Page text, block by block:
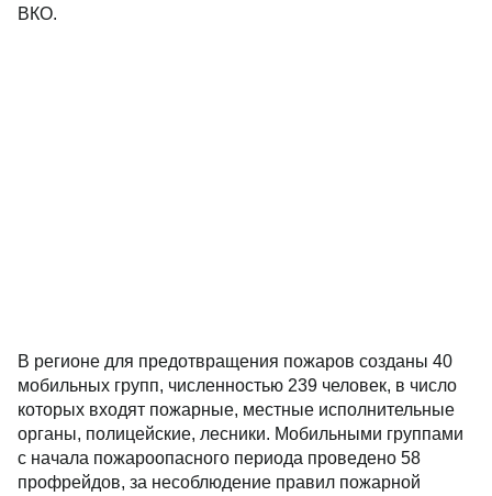
ВКО.
В регионе для предотвращения пожаров созданы 40
мобильных групп, численностью 239 человек, в число
которых входят пожарные, местные исполнительные
органы, полицейские, лесники. Мобильными группами
с начала пожароопасного периода проведено 58
профрейдов, за несоблюдение правил пожарной